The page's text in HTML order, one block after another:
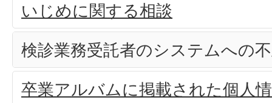
いじめに関する相談
検診業務受託者のシステムへの
卒業アルバムに掲載された個人